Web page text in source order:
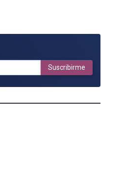
Suscribirme